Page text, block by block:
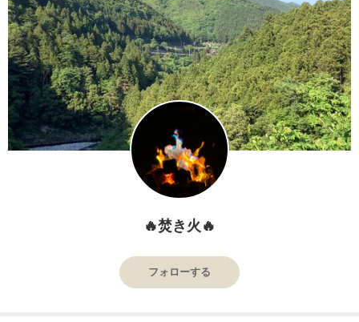
🔥焚き火🔥
フォローする